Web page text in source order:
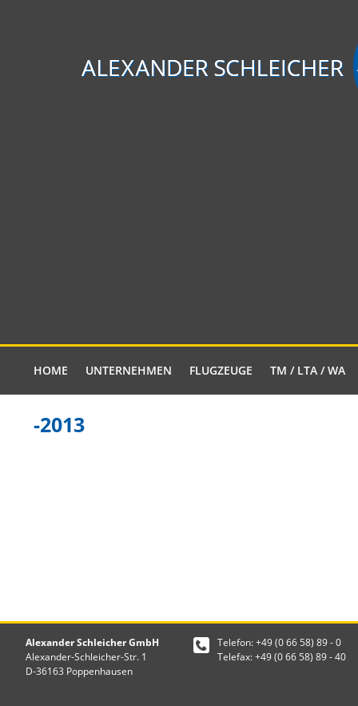
HOME UNTERNEHMEN FLUGZEUGE TM / LTA / WA
-2013
Alexander Schleicher GmbH
Alexander-Schleicher-Str. 1
D-36163 Poppenhausen
Telefon: +49 (0 66 58) 89 - 0
Telefax: +49 (0 66 58) 89 - 40